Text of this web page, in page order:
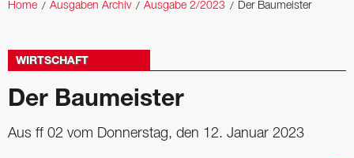
Home Ausgaben Archiv Ausgabe 2/2023 Der Baumeister
WIRTSCHAFT
Der Baumeister
Aus ff 02 vom Donnerstag, den 12. Januar 2023